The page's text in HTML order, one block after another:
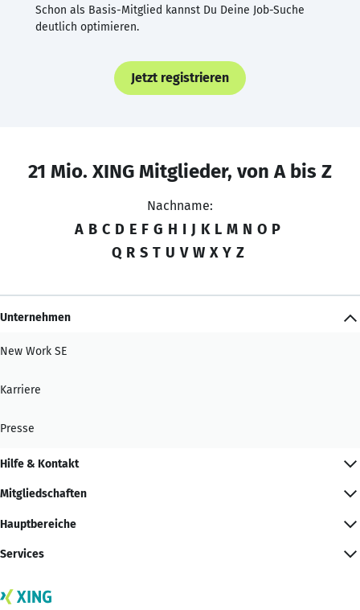
Schon als Basis-Mitglied kannst Du Deine Job-Suche
deutlich optimieren.
Jetzt registrieren
21 Mio. XING Mitglieder, von A bis Z
Nachname:
A B C D E F G H I J K L M N O P
Q R S T U V W X Y Z
Unternehmen
New Work SE
Karriere
Presse
Hilfe & Kontakt
Mitgliedschaften
Hauptbereiche
Services